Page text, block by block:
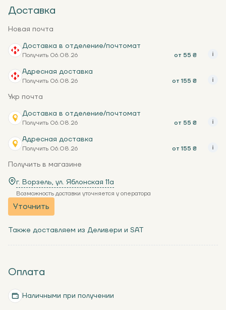
Доставка
Новая почта
Доставка в отделение/почтомат
Получить 06.08.26 от 55 ₴
Адресная доставка
Получить 06.08.26 от 155 ₴
Укр почта
Доставка в отделение/почтомат
Получить 06.08.26 от 55 ₴
Адресная доставка
Получить 06.08.26 от 155 ₴
Получить в магазине
г. Ворзель, ул. Яблонская 11a
Возможность доставки уточняется у оператора
Уточнить
Также доставляем из Деливери и SAT
Оплата
Наличными при получении